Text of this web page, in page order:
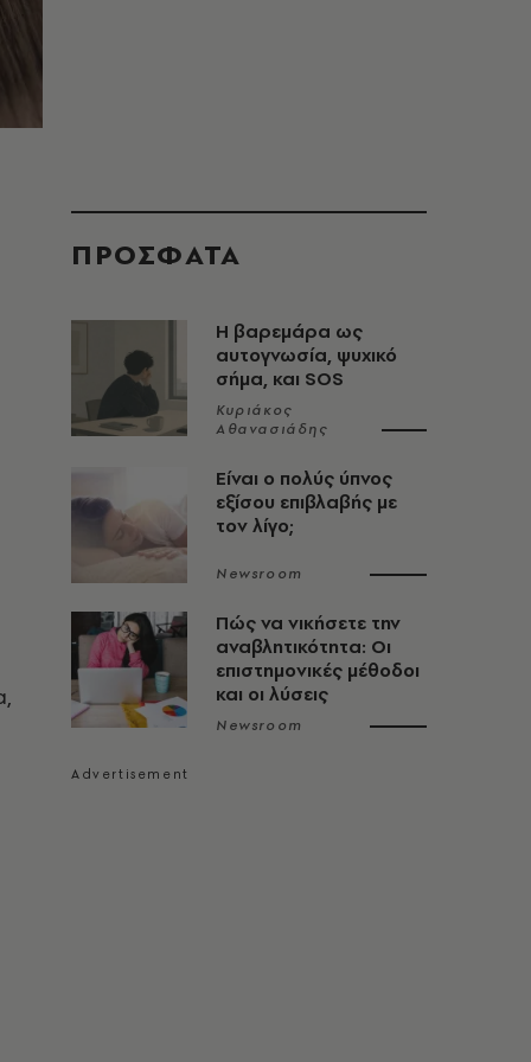
ΠΡΟΣΦΑΤΑ
Η βαρεμάρα ως
αυτογνωσία, ψυχικό
σήμα, και SOS
Κυριάκος
Αθανασιάδης
Είναι ο πολύς ύπνος
εξίσου επιβλαβής με
τον λίγο;
Newsroom
Πώς να νικήσετε την
αναβλητικότητα: Οι
επιστημονικές μέθοδοι
και οι λύσεις
Newsroom